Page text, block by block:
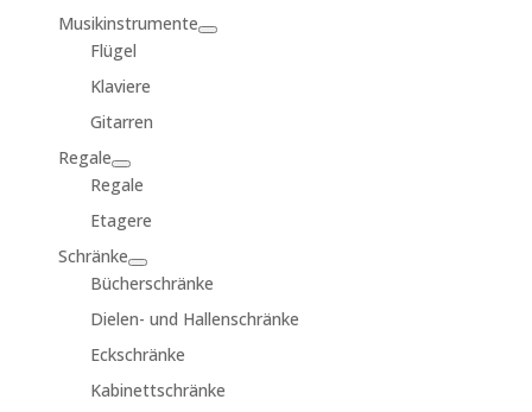
Musikinstrumente
Flügel
Klaviere
Gitarren
Regale
Regale
Etagere
Schränke
Bücherschränke
Dielen- und Hallenschränke
Eckschränke
Kabinettschränke